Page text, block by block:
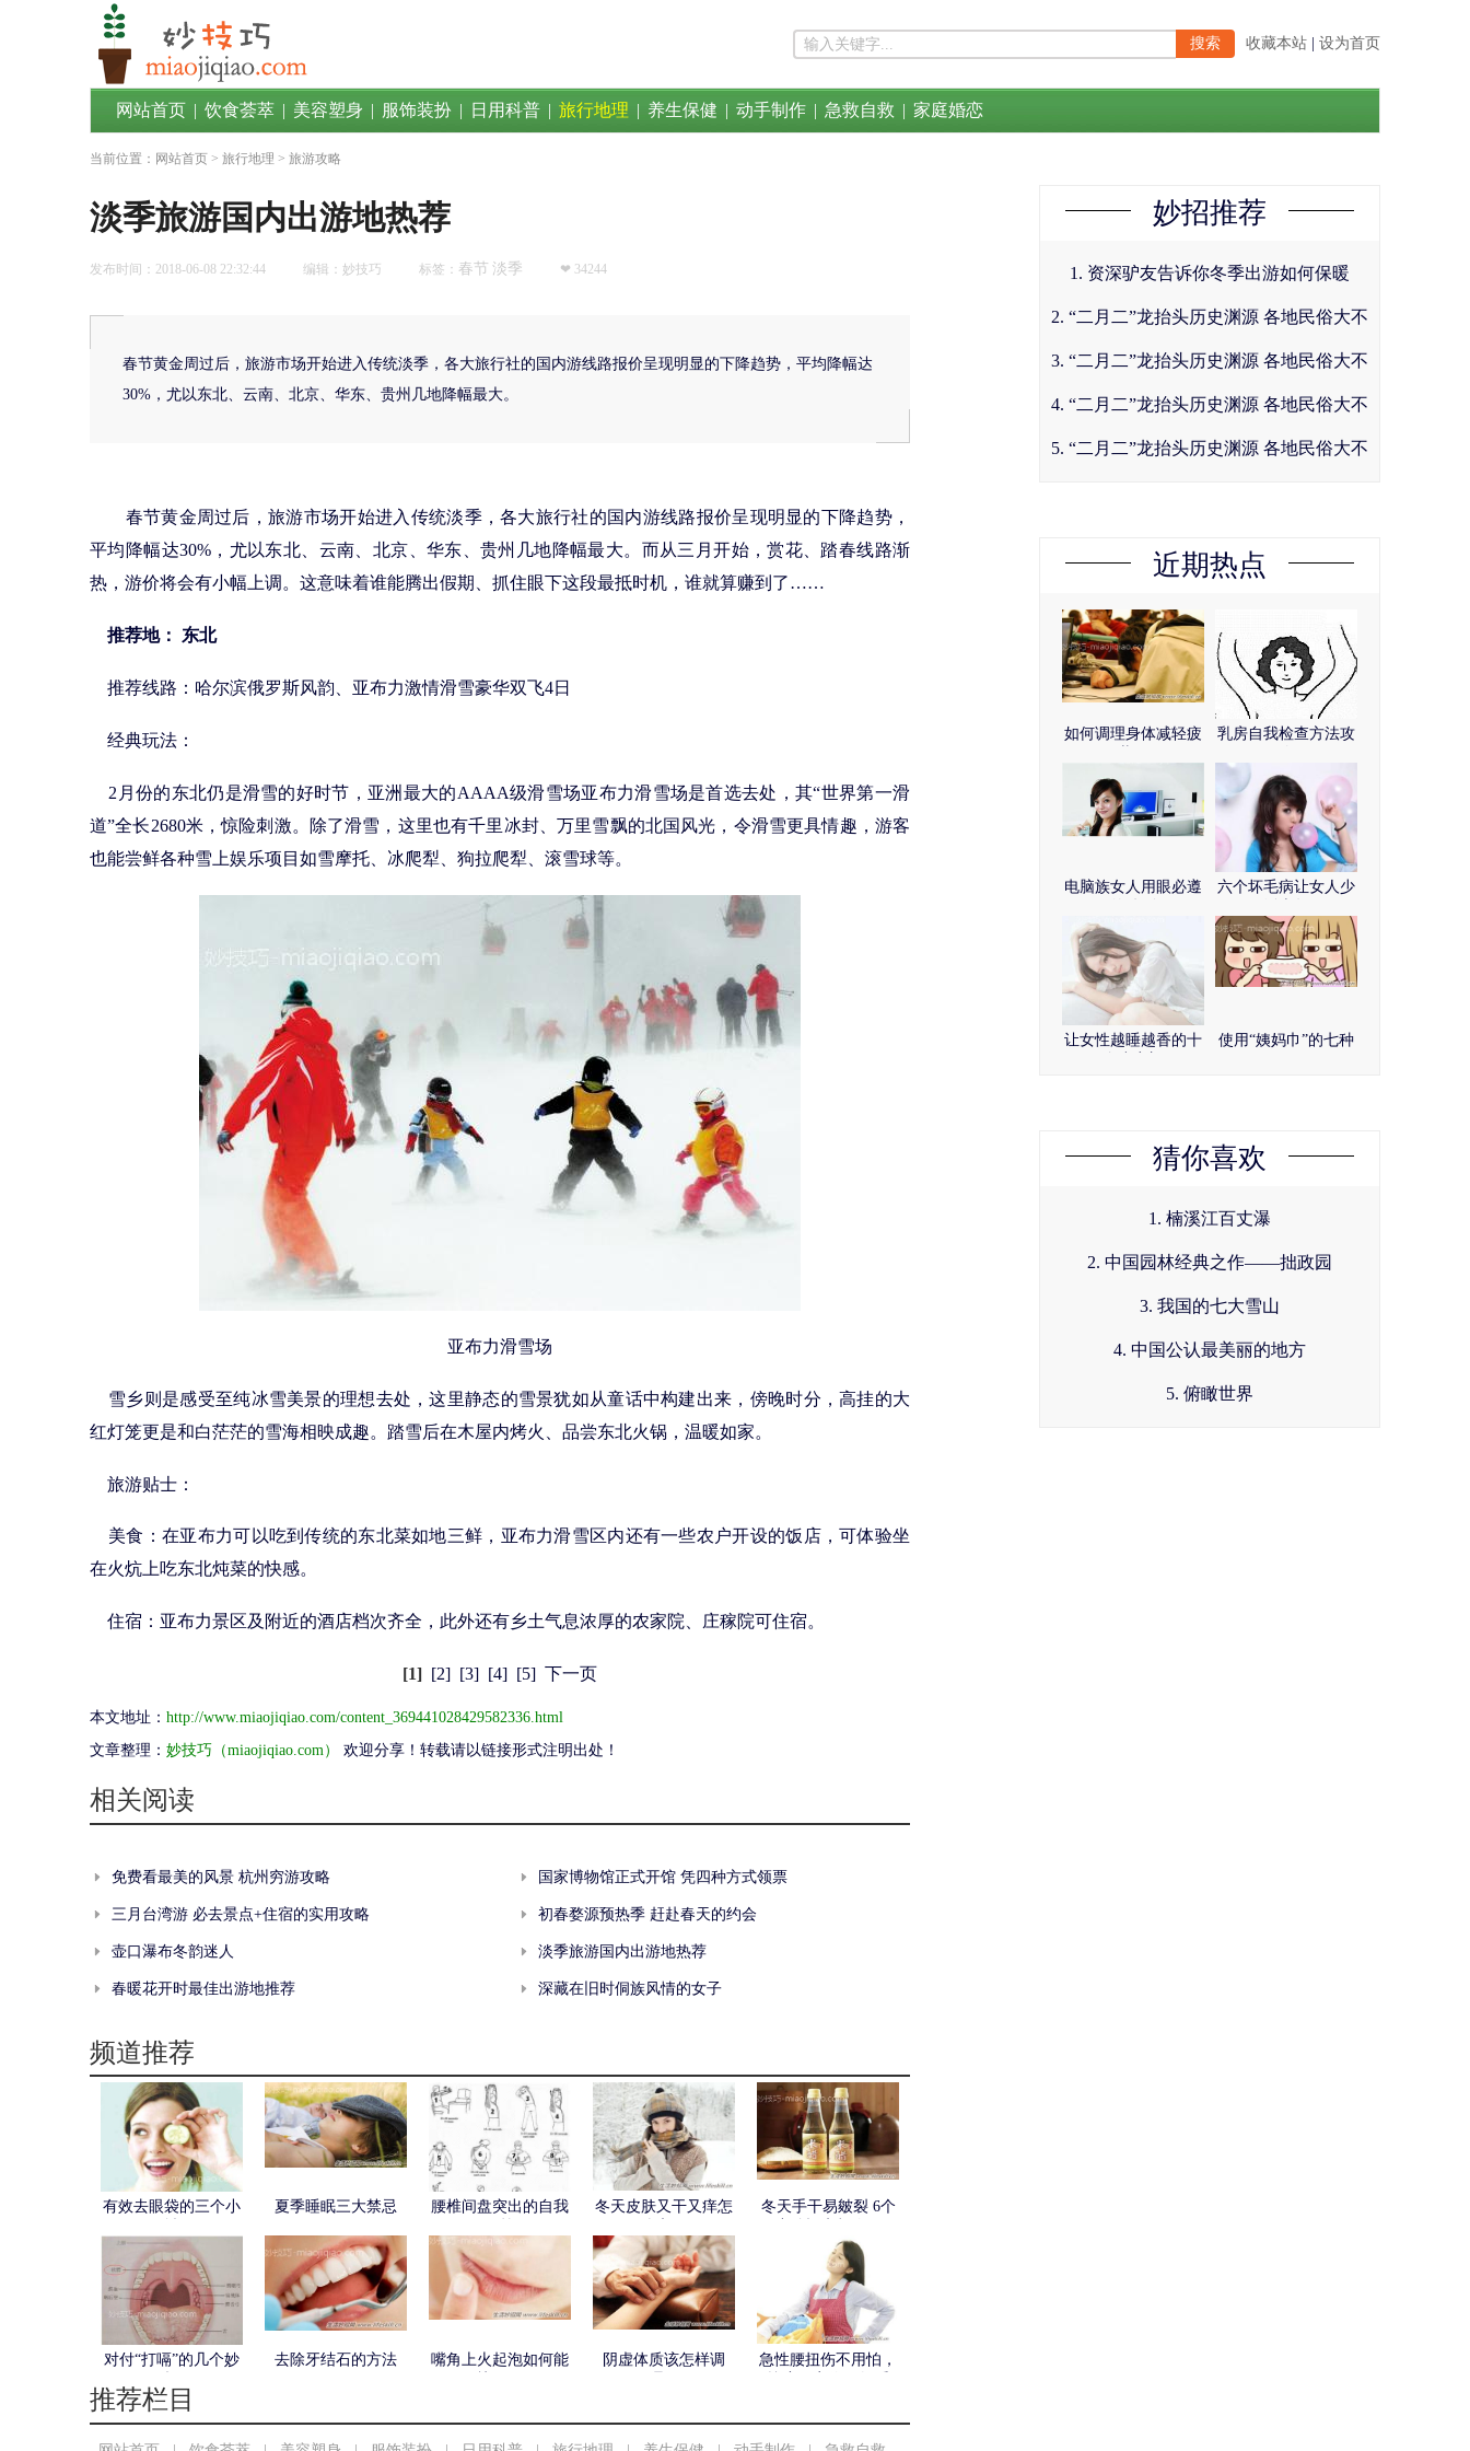
收藏本站 设为首页
网站首页 | 饮食荟萃 | 美容塑身 | 服饰装扮 | 日用科普 | 旅行地理 | 养生保健 | 动手制作 | 急救自救 | 家庭婚恋
当前位置： 网站首页 > 旅行地理 > 旅游攻略
淡季旅游国内出游地热荐
发布时间：2018-06-08 22:32:44 编辑：妙技巧 标签： 春节 淡季 ❤ 34244
春节黄金周过后，旅游市场开始进入传统淡季，各大旅行社的国内游线路报价呈现明显的下降趋势，平均降幅达
30%，尤以东北、云南、北京、华东、贵州几地降幅最大。
春节黄金周过后，旅游市场开始进入传统淡季，各大旅行社的国内游线路报价呈现明显的下降趋势，
平均降幅达30%，尤以东北、云南、北京、华东、贵州几地降幅最大。而从三月开始，赏花、踏春线路渐
热，游价将会有小幅上调。这意味着谁能腾出假期、抓住眼下这段最抵时机，谁就算赚到了……
推荐地： 东北
推荐线路：哈尔滨俄罗斯风韵、亚布力激情滑雪豪华双飞4日
经典玩法：
2月份的东北仍是滑雪的好时节，亚洲最大的AAAA级滑雪场亚布力滑雪场是首选去处，其“世界第一滑
道”全长2680米，惊险刺激。除了滑雪，这里也有千里冰封、万里雪飘的北国风光，令滑雪更具情趣，游客
也能尝鲜各种雪上娱乐项目如雪摩托、冰爬犁、狗拉爬犁、滚雪球等。
亚布力滑雪场
雪乡则是感受至纯冰雪美景的理想去处，这里静态的雪景犹如从童话中构建出来，傍晚时分，高挂的大
红灯笼更是和白茫茫的雪海相映成趣。踏雪后在木屋内烤火、品尝东北火锅，温暖如家。
旅游贴士：
美食：在亚布力可以吃到传统的东北菜如地三鲜，亚布力滑雪区内还有一些农户开设的饭店，可体验坐
在火炕上吃东北炖菜的快感。
住宿：亚布力景区及附近的酒店档次齐全，此外还有乡土气息浓厚的农家院、庄稼院可住宿。
[1] [2] [3] [4] [5] 下一页
本文地址： http://www.miaojiqiao.com/content_369441028429582336.html
文章整理： 妙技巧（miaojiqiao.com） 欢迎分享！转载请以链接形式注明出处！
相关阅读
免费看最美的风景 杭州穷游攻略 国家博物馆正式开馆 凭四种方式领票
三月台湾游 必去景点+住宿的实用攻略 初春婺源预热季 赶赴春天的约会
壶口瀑布冬韵迷人 淡季旅游国内出游地热荐
春暖花开时最佳出游地推荐 深藏在旧时侗族风情的女子
频道推荐
有效去眼袋的三个小
夏季睡眠三大禁忌
腰椎间盘突出的自我
冬天皮肤又干又痒怎
冬天手干易皴裂 6个
对付“打嗝”的几个妙
去除牙结石的方法
嘴角上火起泡如何能
阴虚体质该怎样调
急性腰扭伤不用怕，
推荐栏目
妙招推荐
1. 资深驴友告诉你冬季出游如何保暖
2. “二月二”龙抬头历史渊源 各地民俗大不
同
3. “二月二”龙抬头历史渊源 各地民俗大不
同
4. “二月二”龙抬头历史渊源 各地民俗大不
同
5. “二月二”龙抬头历史渊源 各地民俗大不
近期热点
如何调理身体减轻疲
乳房自我检查方法攻
电脑族女人用眼必遵
六个坏毛病让女人少
让女性越睡越香的十
使用“姨妈巾”的七种
猜你喜欢
1. 楠溪江百丈瀑
2. 中国园林经典之作——拙政园
3. 我国的七大雪山
4. 中国公认最美丽的地方
5. 俯瞰世界